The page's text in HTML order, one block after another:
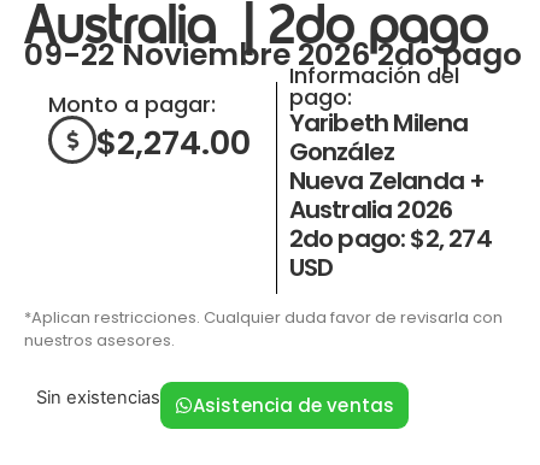
Australia | 2do pago
09-22 Noviembre 2026 2do pago
Monto a pagar:
$2,274.00
Información del
pago:
Yaribeth Milena
González
Nueva Zelanda +
Australia 2026
2do pago: $2, 274
USD
*Aplican restricciones. Cualquier duda favor de revisarla con
nuestros asesores.
Sin existencias Asistencia de ventas